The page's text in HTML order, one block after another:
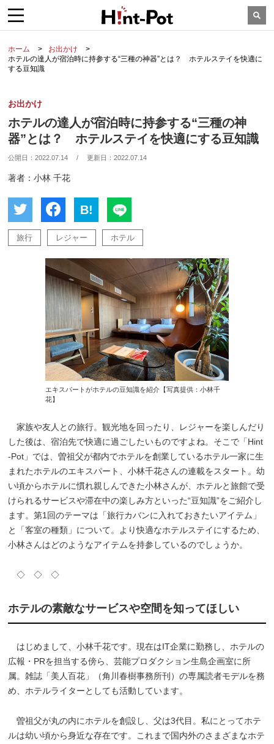
ホーム
お出かけ
ホテルの達人が宿泊時に持参する“三種の神器”とは？ ホテルステイを快適に
する豆知識
お出かけ
ホテルの達人が宿泊時に持参する“三種の神
器”とは？ ホテルステイを快適にする豆知識
公開日：2022.07.14 / 更新日：2022.07.14
著者：小林 千花
B!
旅行 レジャー ホテル
エキスパートがホテルの豆知識を紹介【写真提供：小林千
花】
家族や友人との旅行。観光地を回ったり、レジャーを楽しんだり
した後は、宿泊先で快適に過ごしたいものですよね。そこで「Hint
-Pot」では、曽祖父が都内でホテルを創業しているホテル一家に生
まれたホテルのエキスパート、小林千花さんの連載をスタート。幼
い頃からホテルに慣れ親しんできた小林さんが、ホテルと旅館で受
けられるサービスや滞在中の楽しみ方といった“豆知識”をご紹介し
ます。第1回のテーマは「旅行カバンに入れておきたいアイテム」
と「客室の種類」について。より快適なホテルステイにするため、
小林さんはどのようなアイテムを持参しているのでしょうか。
◇ ◇ ◇
ホテルの素敵なサービスや空間を知ってほしい
はじめまして、小林千花です。現在はIT企業に勤務し、ホテルの
広報・PRを担当する傍ら、芸能プロダクション生島企画室に所
属。雑誌「美人百花」（角川春樹事務所刊）の専属読者モデルを務
め、ホテルライターとしても活動しています。
曽祖父が丸の内にホテルを創設し、父は3代目。私にとってホテ
ルは幼い頃から身近な存在です。これまで国内外のさまざまなホテ